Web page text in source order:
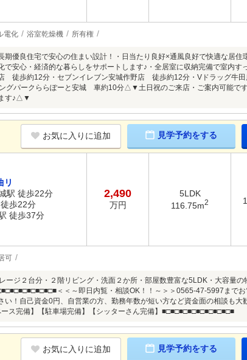
電化 浴室乾燥機 所有権
良住宅で安心の住まい設計！・日当たり良好×通風良好で快適な居住
で安心・経済的な暮らしをサポートします♪・全居室に収納完備で室内
徒歩約12分・セブンイレブン安城作野店 徒歩約12分・Vドラッグ牛
グパークららぽーと安城 車約10分△▼土日祝のご来店・ご案内可能で
す♪△▼
お気に入りに追加 見学予約をする
リ
駅 徒歩22分
歩22分
徒歩37分
2,490
万円
5LDK
116.75m2
可
ージ２台分・２階リビング・洗面２か所・部屋数豊富な5LDK・大容量
＜＜～即日内覧・相談OK！！～＞＞0565-47-5997までお
い！自己資金0円、自営業の方、勤務年数が短い方など資金面の相談も大
ス完備】【駐車場完備】【シッターさん完備】■□■□■□■□■□■□■□■□■
お気に入りに追加 見学予約をする